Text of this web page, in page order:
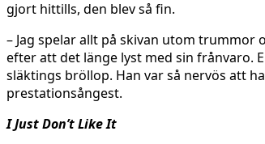
gjort hittills, den blev så fin.
– Jag spelar allt på skivan utom
efter att det länge lyst med sin frånvaro.
släktings bröllop. Han var så nervös att
prestationsångest.
I Just Don’t Like It